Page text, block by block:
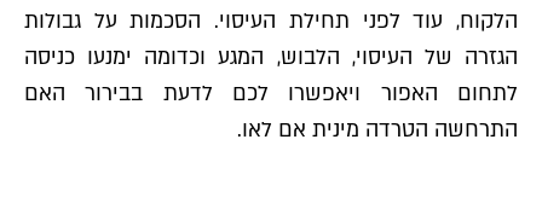
הלקוח, עוד לפני תחילת העיסוי. הסכמות על גבולות
הגזרה של העיסוי, הלבוש, המגע וכדומה ימנעו כניסה
לתחום האפור ויאפשרו לכם לדעת בבירור האם
התרחשה הטרדה מינית אם לאו.